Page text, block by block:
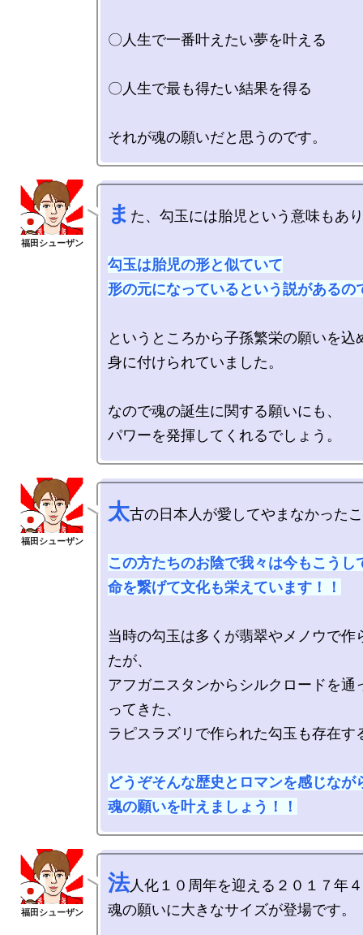
〇人生で一番叶えたい夢を叶える
〇人生で最も得たい結果を得る
ま た、勾玉には胎児という意味もあ
勾玉は胎児の形と似ていて
形の元になっているという説があるの
というところから子孫繁栄の願いを込
身に付けられていました。
なので魂の誕生に関する願いにも、
太古の日本人が愛してやまなかった
この方たちのお陰で我々は今もこうし
命を繋げて文化も栄えています！！
当時の勾玉は多くが翡翠やメノウで作
たが、
アフガニスタンからシルクロードを通
ってきた、
ラピスラズリで作られた勾玉も存在す
どうぞそんな歴史とロマンを感じなが
魂の願いを叶えましょう！！
法人化１０周年を迎える２０１７年
魂の願いに大きなサイズが登場です。